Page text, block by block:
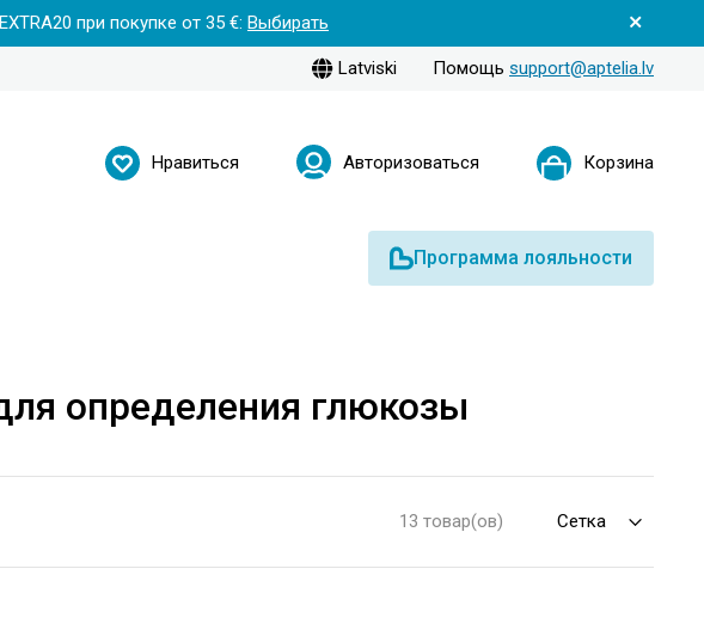
при покупке от 35 €: Выбирать
Latviski Помощь support@aptelia.lv
Нравиться Авторизоваться Корзина
Программа лояльности
определения глюкозы
13 товар(ов)